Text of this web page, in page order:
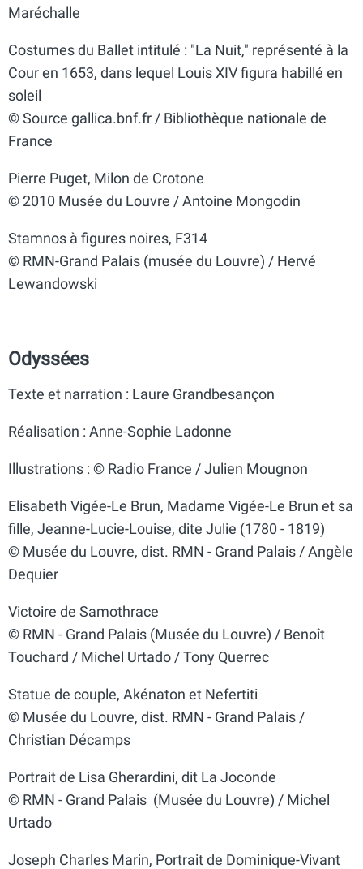
Maréchalle
Costumes du Ballet intitulé : "La Nuit," représenté à la
Cour en 1653, dans lequel Louis XIV figura habillé en
soleil
© Source gallica.bnf.fr / Bibliothèque nationale de
France
Pierre Puget, Milon de Crotone
© 2010 Musée du Louvre / Antoine Mongodin
Stamnos à figures noires, F314
© RMN-Grand Palais (musée du Louvre) / Hervé
Lewandowski
Odyssées
Texte et narration : Laure Grandbesançon
Réalisation : Anne-Sophie Ladonne
Illustrations : © Radio France / Julien Mougnon
Elisabeth Vigée-Le Brun, Madame Vigée-Le Brun et sa
fille, Jeanne-Lucie-Louise, dite Julie (1780 - 1819)
© Musée du Louvre, dist. RMN - Grand Palais / Angèle
Dequier
Victoire de Samothrace
© RMN - Grand Palais (Musée du Louvre) / Benoît
Touchard / Michel Urtado / Tony Querrec
Statue de couple, Akénaton et Nefertiti
© Musée du Louvre, dist. RMN - Grand Palais /
Christian Décamps
Portrait de Lisa Gherardini, dit La Joconde
© RMN - Grand Palais (Musée du Louvre) / Michel
Urtado
Joseph Charles Marin, Portrait de Dominique-Vivant